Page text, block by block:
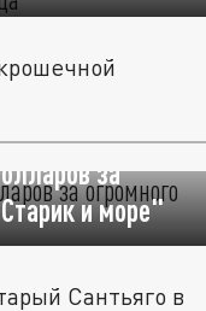
за
и море"
Сантьяго в